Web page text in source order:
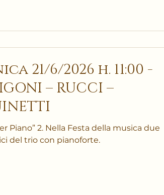
21/6/2026 h. 11:00 -
– RUCCI –
Piano” 2. Nella Festa della musica due
del trio con pianoforte.